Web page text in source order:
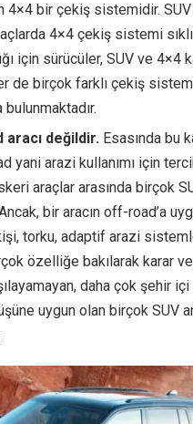
4×4 bir çekiş sistemidir.
4×4 çekiş sistemi
için sürücüler, SUV ve 4×4
de birçok farklı çekiş
aracı değildir. Esasında bu
yani arazi kullanımı için
araçlar arasında birçok
bir aracın off-road’a
torku, adaptif arazi
özelliğe bakılarak karar
daha çok şehir içi
uygun olan birçok SUV